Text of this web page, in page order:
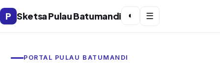
P Sketsa Pulau Batumandi ◐ ☰
PORTAL PULAU BATUMANDI